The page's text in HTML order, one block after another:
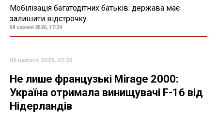
Мобілізація багатодітних батьків: держава має
залишити відстрочку
08 серпня 2026, 17:24
06 лютого 2025, 22:25
Не лише французькі Mirage 2000:
Україна отримала винищувачі F-16 від
Нідерландів